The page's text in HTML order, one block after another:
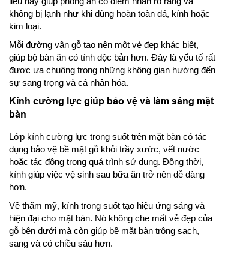
không bị lạnh như khi dùng hoàn toàn đá, kính hoặc
kim loại.
Mỗi đường vân gỗ tạo nên một vẻ đẹp khác biệt,
giúp bộ bàn ăn có tính độc bản hơn. Đây là yếu tố rất
được ưa chuộng trong những không gian hướng đến
sự sang trọng và cá nhân hóa.
Kính cường lực giúp bảo vệ và làm sáng mặt
bàn
Lớp kính cường lực trong suốt trên mặt bàn có tác
dụng bảo vệ bề mặt gỗ khỏi trầy xước, vết nước
hoặc tác động trong quá trình sử dụng. Đồng thời,
kính giúp việc vệ sinh sau bữa ăn trở nên dễ dàng
hơn.
Về thẩm mỹ, kính trong suốt tạo hiệu ứng sáng và
hiện đại cho mặt bàn. Nó không che mất vẻ đẹp của
gỗ bên dưới mà còn giúp bề mặt bàn trông sạch,
sang và có chiều sâu hơn.